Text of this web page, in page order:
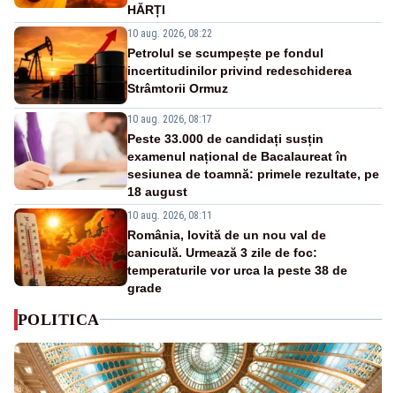
HĂRȚI
10 aug. 2026, 08:22
Petrolul se scumpește pe fondul
incertitudinilor privind redeschiderea
Strâmtorii Ormuz
10 aug. 2026, 08:17
Peste 33.000 de candidați susțin
examenul național de Bacalaureat în
sesiunea de toamnă: primele rezultate, pe
18 august
10 aug. 2026, 08:11
România, lovită de un nou val de
caniculă. Urmează 3 zile de foc:
temperaturile vor urca la peste 38 de
grade
POLITICA